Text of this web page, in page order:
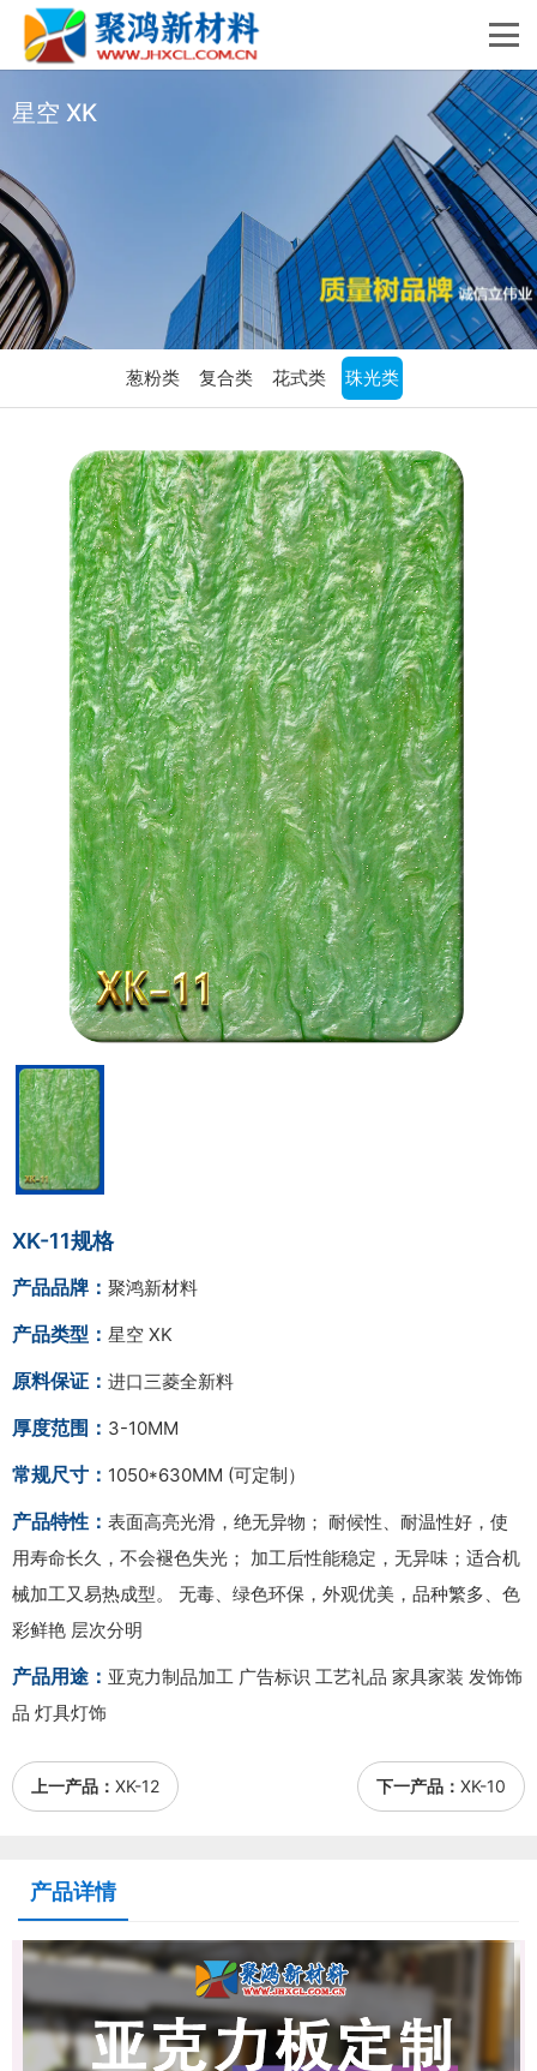
星空 XK
葱粉类 复合类 花式类 珠光类
XK-11规格
产品品牌： 聚鸿新材料
产品类型： 星空 XK
原料保证： 进口三菱全新料
厚度范围： 3-10MM
常规尺寸： 1050*630MM (可定制）
产品特性： 表面高亮光滑，绝无异物； 耐候性、耐温性好，使
用寿命长久，不会褪色失光； 加工后性能稳定，无异味；适合机
械加工又易热成型。 无毒、绿色环保，外观优美，品种繁多、色
彩鲜艳 层次分明
产品用途： 亚克力制品加工 广告标识 工艺礼品 家具家装 发饰饰
品 灯具灯饰
上一产品： XK-12 下一产品： XK-10
产品详情